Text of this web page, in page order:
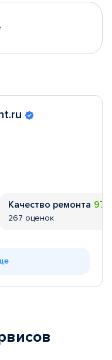
Качество ремонта
267 оценок